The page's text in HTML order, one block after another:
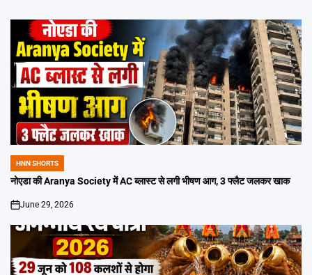
POSTED
IN
HNN SHORTS
नोएडा की Aranya Society में AC ब्लास्ट से लगी भीषण आग, 3 फ्लैट जलकर खाक
on
June 29, 2026